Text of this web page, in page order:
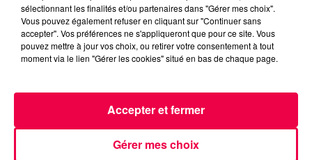
19 décembre 2025 - 4 min 11 sec
VENDREDI SOIR - 18 DÉCEMBRE
Les informations du vendredi 18 décembre 2025 à 19h.
sélectionnant les finalités et/ou partenaires dans "Gérer mes choix".
Vous pouvez également refuser en cliquant sur "Continuer sans
accepter". Vos préférences ne s'appliqueront que pour ce site. Vous
pouvez mettre à jour vos choix, ou retirer votre consentement à tout
moment via le lien "Gérer les cookies" situé en bas de chaque page.
Gérer mes choix
Accepter et fermer